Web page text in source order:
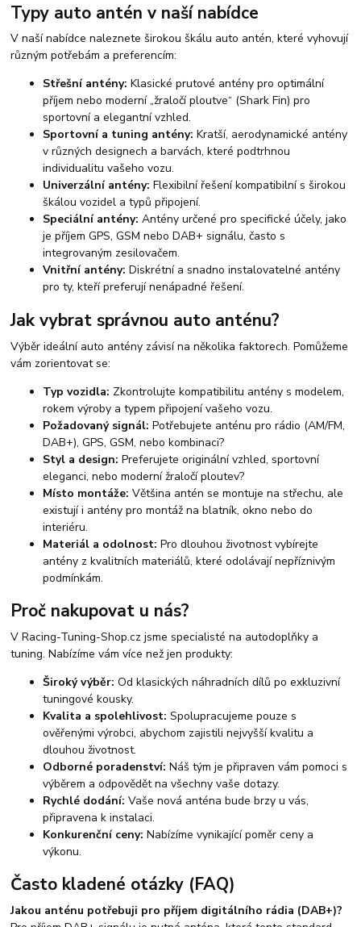
Typy auto antén v naší nabídce
V naší nabídce naleznete širokou škálu auto antén, které vyhovují
různým potřebám a preferencím:
Střešní antény: Klasické prutové antény pro optimální
příjem nebo moderní „žraločí ploutve“ (Shark Fin) pro
sportovní a elegantní vzhled.
Sportovní a tuning antény: Kratší, aerodynamické antény
v různých designech a barvách, které podtrhnou
individualitu vašeho vozu.
Univerzální antény: Flexibilní řešení kompatibilní s širokou
škálou vozidel a typů připojení.
Speciální antény: Antény určené pro specifické účely, jako
je příjem GPS, GSM nebo DAB+ signálu, často s
integrovaným zesilovačem.
Vnitřní antény: Diskrétní a snadno instalovatelné antény
pro ty, kteří preferují nenápadné řešení.
Jak vybrat správnou auto anténu?
Výběr ideální auto antény závisí na několika faktorech. Pomůžeme
vám zorientovat se:
Typ vozidla: Zkontrolujte kompatibilitu antény s modelem,
rokem výroby a typem připojení vašeho vozu.
Požadovaný signál: Potřebujete anténu pro rádio (AM/FM,
DAB+), GPS, GSM, nebo kombinaci?
Styl a design: Preferujete originální vzhled, sportovní
eleganci, nebo moderní žraločí ploutev?
Místo montáže: Většina antén se montuje na střechu, ale
existují i antény pro montáž na blatník, okno nebo do
interiéru.
Materiál a odolnost: Pro dlouhou životnost vybírejte
antény z kvalitních materiálů, které odolávají nepříznivým
podmínkám.
Proč nakupovat u nás?
V Racing-Tuning-Shop.cz jsme specialisté na autodoplňky a
tuning. Nabízíme vám více než jen produkty:
Široký výběr: Od klasických náhradních dílů po exkluzivní
tuningové kousky.
Kvalita a spolehlivost: Spolupracujeme pouze s
ověřenými výrobci, abychom zajistili nejvyšší kvalitu a
dlouhou životnost.
Odborné poradenství: Náš tým je připraven vám pomoci s
výběrem a odpovědět na všechny vaše dotazy.
Rychlé dodání: Vaše nová anténa bude brzy u vás,
připravena k instalaci.
Konkurenční ceny: Nabízíme vynikající poměr ceny a
výkonu.
Často kladené otázky (FAQ)
Jakou anténu potřebuji pro příjem digitálního rádia (DAB+)?